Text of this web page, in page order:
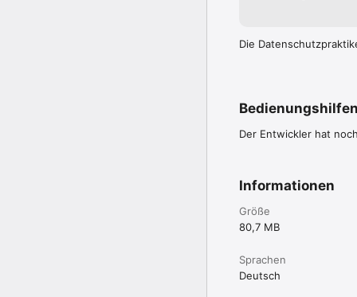
Die
Bedienungshilfen
Der Entwickler hat
Informationen
Größe
80,7 MB
Sprachen
Deutsch